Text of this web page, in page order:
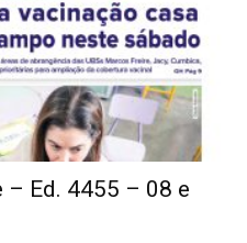
– Ed. 4455 – 08 e